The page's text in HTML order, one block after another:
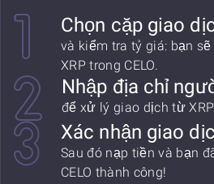
Chọn cặp giao
và kiểm tra tỷ giá: bạn
XRP trong CELO.
Nhập địa chỉ
để xử lý giao dịch từ XRP
Xác nhận giao
Sau đó nạp tiền và bạn
CELO thành công!